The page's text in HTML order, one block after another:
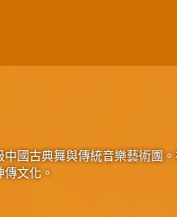
國古典舞與傳統音樂藝術團
文化。